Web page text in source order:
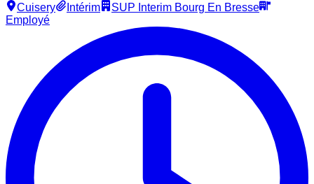
Cuisery Intérim
SUP Interim Bourg En Bresse
Employé